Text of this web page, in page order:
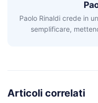
Paolo Rinaldi crede in
semplificare,
Articoli correlati